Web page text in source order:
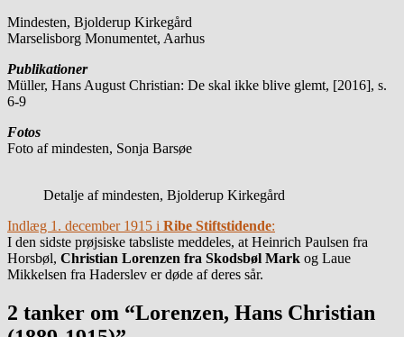
Mindesten, Bjolderup Kirkegård
Marselisborg Monumentet, Aarhus
Publikationer
Müller, Hans August Christian: De skal ikke blive glemt, [2016], s.
6-9
Fotos
Foto af mindesten, Sonja Barsøe
Detalje af mindesten, Bjolderup Kirkegård
Indlæg 1. december 1915 i Ribe Stiftstidende:
I den sidste prøjsiske tabsliste meddeles, at Heinrich Paulsen fra
Horsbøl, Christian Lorenzen fra Skodsbøl Mark og Laue
Mikkelsen fra Haderslev er døde af deres sår.
2 tanker om “Lorenzen, Hans Christian